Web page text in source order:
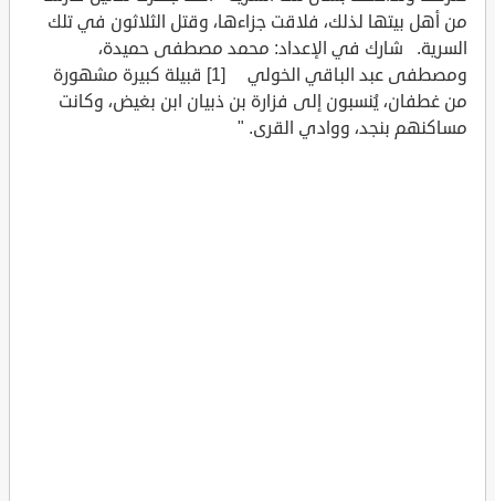
من أهل بيتها لذلك، فلاقت جزاءها، وقتل الثلاثون في تلك
السرية. شارك في الإعداد: محمد مصطفى حميدة،
ومصطفى عبد الباقي الخولي [1] قبيلة كبيرة مشهورة
من غطفان، يُنسبون إلى فزارة بن ذبيان ابن بغيض، وكانت
مساكنهم بنجد، ووادي القرى. "